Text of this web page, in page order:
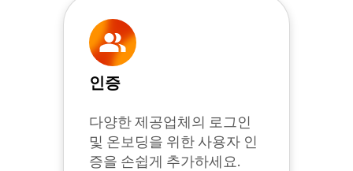
인증
다양한 제공업체의 로그인
및 온보딩을 위한 사용자 인
증을 손쉽게 추가하세요.